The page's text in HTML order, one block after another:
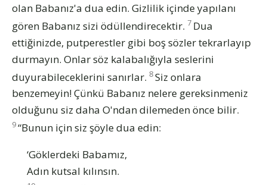
olan Babanız'a dua edin. Gizlilik içinde yapılanı
gören Babanız sizi ödüllendirecektir. 7 Dua
ettiğinizde, putperestler gibi boş sözler tekrarlayıp
durmayın. Onlar söz kalabalığıyla seslerini
duyurabileceklerini sanırlar. 8Siz onlara
benzemeyin! Çünkü Babanız nelere gereksinmeniz
olduğunu siz daha O'ndan dilemeden önce bilir.
9“Bunun için siz şöyle dua edin:
‘Göklerdeki Babamız,
Adın kutsal kılınsın.